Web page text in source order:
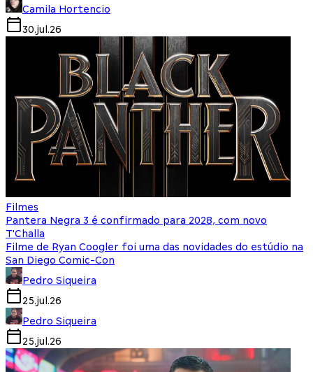
Camila Hortencio
30.jul.26
Filmes
Pantera Negra 3 é confirmado para 2028, com novo
T'Challa
Filme de Ryan Coogler foi uma das novidades do estúdio na
San Diego Comic-Con
Pedro Siqueira
25.jul.26
Pedro Siqueira
25.jul.26